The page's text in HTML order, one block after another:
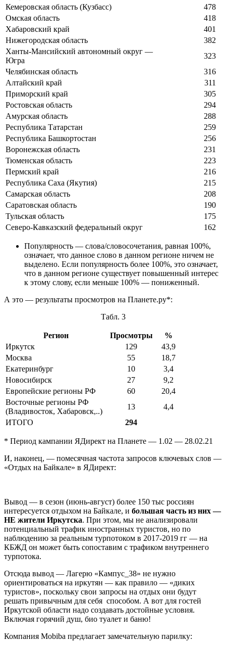
Кемеровская область (Кузбасс)
478
Омская область
418
Хабаровский край
401
Нижегородская область
382
Ханты-Мансийский автономный округ —
Югра
323
Челябинская область
316
Алтайский край
311
Приморский край
305
Ростовская область
294
Амурская область
288
Республика Татарстан
259
Республика Башкортостан
256
Воронежская область
231
Тюменская область
223
Пермский край
216
Республика Саха (Якутия)
215
Самарская область
208
Саратовская область
190
Тульская область
175
Северо-Кавказский федеральный округ
162
Популярность — слова/словосочетания, равная 100%,
означает, что данное слово в данном регионе ничем не
выделено. Если популярность более 100%, это означает,
что в данном регионе существует повышенный интерес
к этому слову, если меньше 100% — пониженный.
А это — результаты просмотров на Планете.ру*:
Табл. 3
Регион Просмотры
%
Иркутск
129
43,9
Москва
55
18,7
Екатеринбург
10
3,4
Новосибирск
27
9,2
Европейские регионы РФ
60
20,4
Восточные регионы РФ
(Владивосток, Хабаровск,..)
13
4,4
ИТОГО
294
* Период кампании ЯДирект на Планете — 1.02 — 28.02.21
И, наконец, — помесячная частота запросов ключевых слов —
«Отдых на Байкале» в ЯДирект:
Вывод — в сезон (июнь-август) более 150 тыс россиян
интересуется отдыхом на Байкале, и большая часть из них —
НЕ жители Иркутска. При этом, мы не анализировали
потенциальный трафик иностранных туристов, но по
наблюдению за реальным турпотоком в 2017-2019 гг — на
КБЖД он может быть сопоставим с трафиком внутреннего
турпотока.
Отсюда вывод — Лагерю «Кампус_38» не нужно
ориентироваться на иркутян — как правило — «диких
туристов», поскольку свои запросы на отдых они будут
решать привычным для себя способом. А вот для гостей
Иркутской области надо создавать достойные условия.
Включая горячий душ, био туалет и баню!
Компания Mobiba предлагает замечательную парилку: